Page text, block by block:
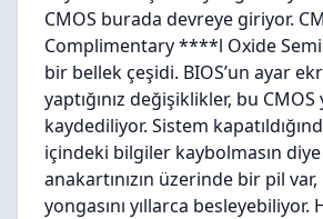
CMOS burada devreye giriyor.
Complimentary ****l Oxide
bir bellek çeşidi. BIOS’un ayar
yaptığınız değişiklikler, bu CMOS
kaydediliyor. Sistem
içindeki bilgiler kaybolmasın
anakartınızın üzerinde bir pil
yongasını yıllarca besleyebiliyor.